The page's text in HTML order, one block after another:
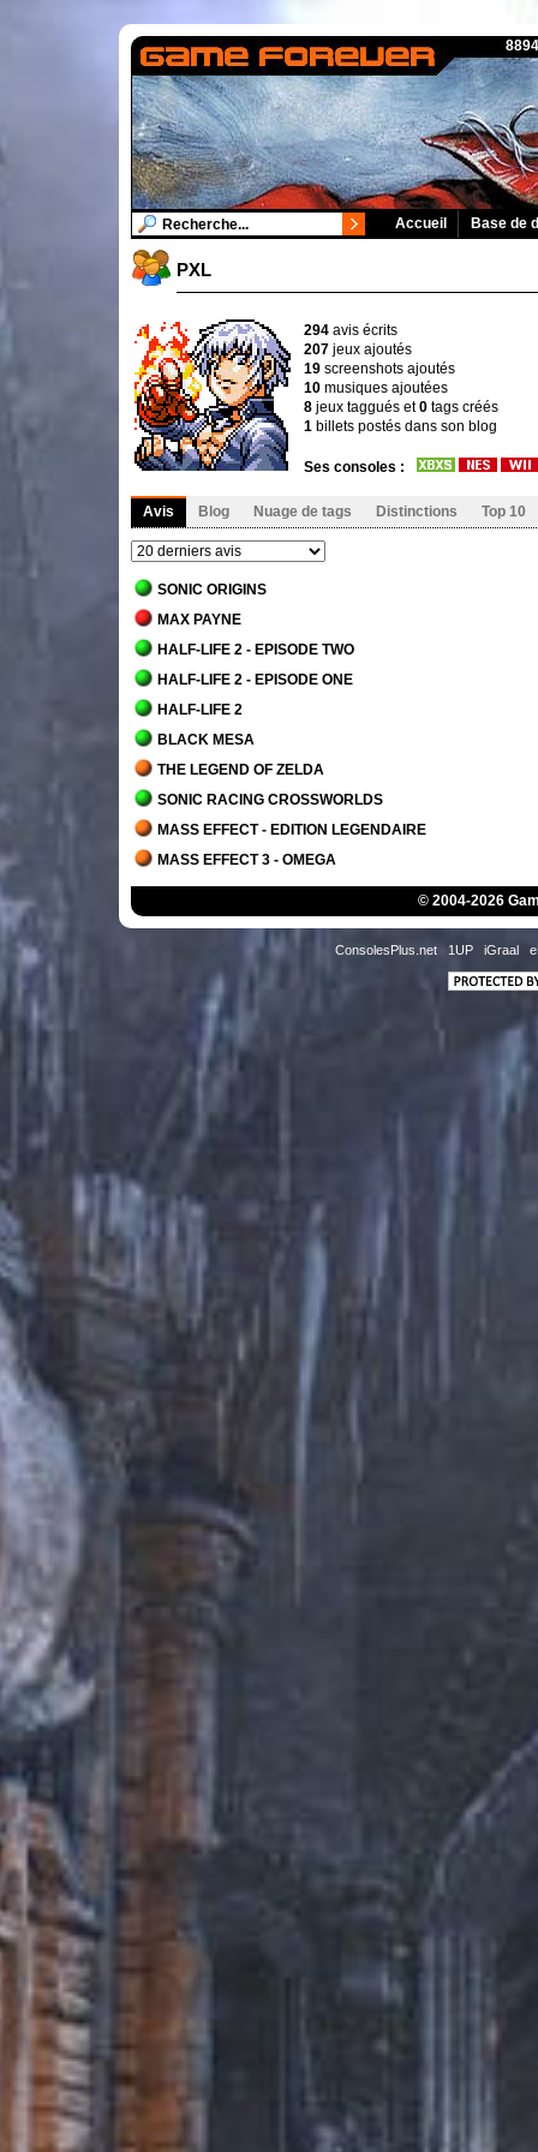
Accueil Base de
PXL
294 avis écrits
207 jeux ajoutés
19 screenshots ajoutés
10 musiques ajoutées
8 jeux taggués et0 tags créés
1 billets postés dans son blog
Ses consoles :
Avis Blog Nuage de tags Distinctions Top 10
SONIC ORIGINS
MAX PAYNE
HALF-LIFE 2 - EPISODE TWO
HALF-LIFE 2 - EPISODE ONE
HALF-LIFE 2
BLACK MESA
THE LEGEND OF ZELDA
SONIC RACING CROSSWORLDS
MASS EFFECT - EDITION LEGENDAIRE
MASS EFFECT 3 - OMEGA
MASS EFFECT 3 - LEVIATHAN
MASS EFFECT 3 - CITADELLE
MASS EFFECT 3 - SURGI DES CENDRES
MASS EFFECT 3
MASS EFFECT 2 - SUPREMATIE
MASS EFFECT 2 - L'ARRIVEE
© 2004-2026
ConsolesPlus.net 1UP iGraal